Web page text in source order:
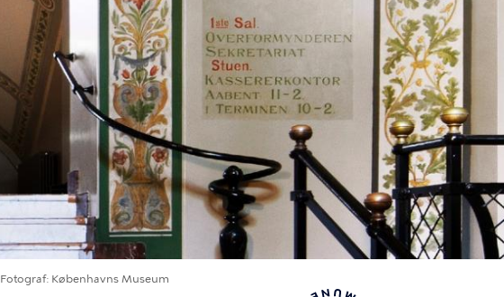
Fotograf Københavns Museum